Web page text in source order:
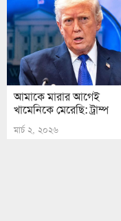
আমাকে মারার আগেই
খামেনিকে মেরেছি: ট্রাম্প
মার্চ ২, ২০২৬